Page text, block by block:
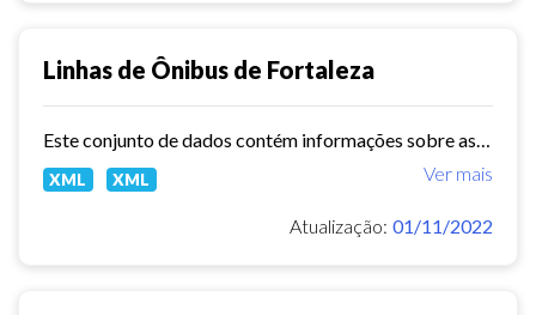
Linhas de Ônibus de Fortaleza
Ver mais
XML XML
Atualização: 01/11/2022